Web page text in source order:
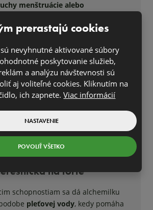
menštruácie alebo
ženám pred pôrodom pre
ale aj na tvorbu
Pomáha aj ženám so
A ani tu kamarátsky vzťah
ženám nekončí. Čaj alebo tinktúru
ženy aj v klimaktériu, kedy dokáže
prejavy prechodu, ale
pri bylinnej liečbe slabosti
ktoré býva príčinou neplodnosti.
na torte“
schopnostiam sa dá alchemilku
pleťovej vody, kedy pomáha
prerastajú cookies
nevyhnutné aktivované súbory
poskytovanie služieb,
a analýzu návštevnosti sú
aj voliteľné cookies. Kliknutím na
ich zapnete.Viac informácií
NASTAVENIE
POVOLIŤ VŠETKO